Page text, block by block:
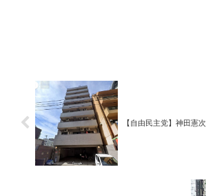
【自由民主党】神田憲次